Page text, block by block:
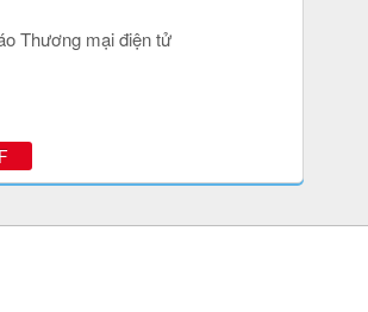
Thương mại điện tử